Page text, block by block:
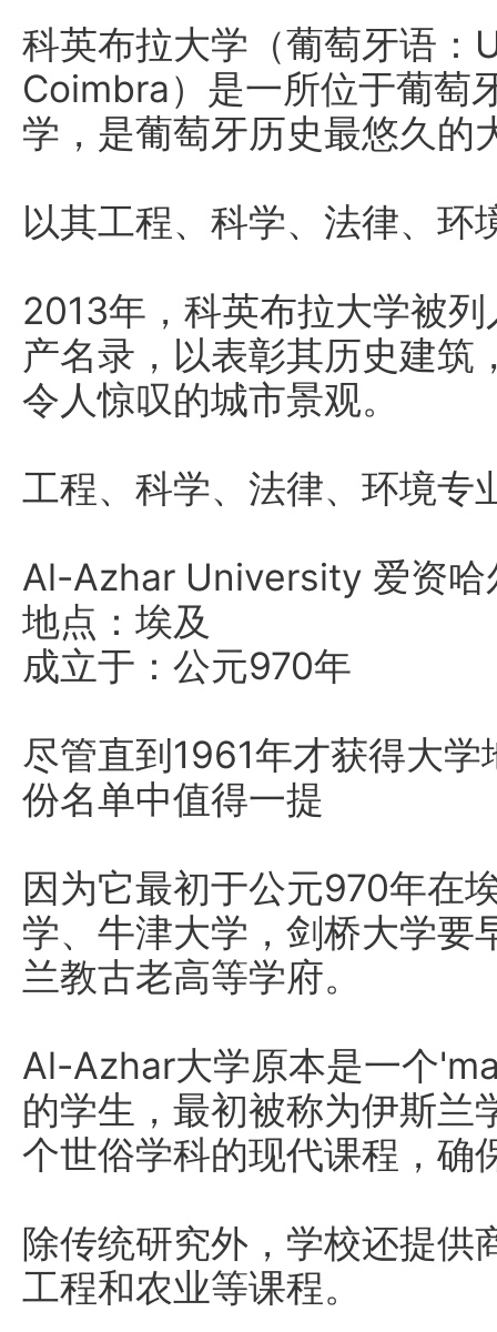
科英布拉大学（葡萄牙语
Coimbra）是一所位于葡萄
学，是葡萄牙历史最悠久的
以其工程、科学、法律、环
2013年，科英布拉大学被
产名录，以表彰其历史建筑
令人惊叹的城市景观。
工程、科学、法律、环境专
Al-Azhar University 爱资哈
地点：埃及
成立于：公元970年
尽管直到1961年才获得大
份名单中值得一提
因为它最初于公元970年在
学、牛津大学，剑桥大学
兰教古老高等学府。
Al-Azhar大学原本是一个
的学生，最初被称为伊斯兰
个世俗学科的现代课程，确
除传统研究外，学校还提供
工程和农业等课程。